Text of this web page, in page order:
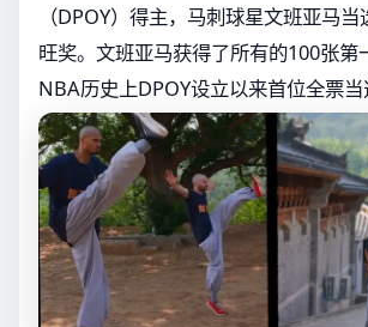
（DPOY）得主，马刺球星文班亚马
旺奖。文班亚马获得了所有的100张第
NBA历史上DPOY设立以来首位全票当